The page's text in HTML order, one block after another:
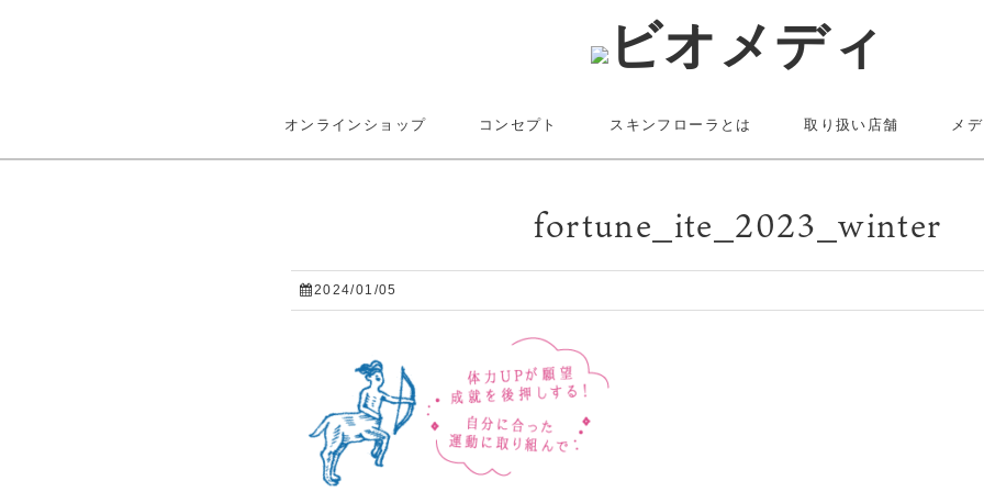
オンラインショップ コンセプト スキンフローラとは 取り扱い店舗 メ
fortune_ite_2023_winter
2024/01/05